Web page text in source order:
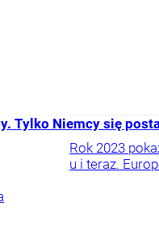
Tylko Niemcy się
Rok 2023
u i teraz.